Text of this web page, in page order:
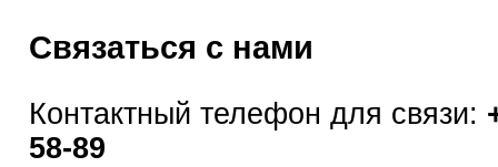
Связаться с нами
Контактный телефон для связи:
58-89